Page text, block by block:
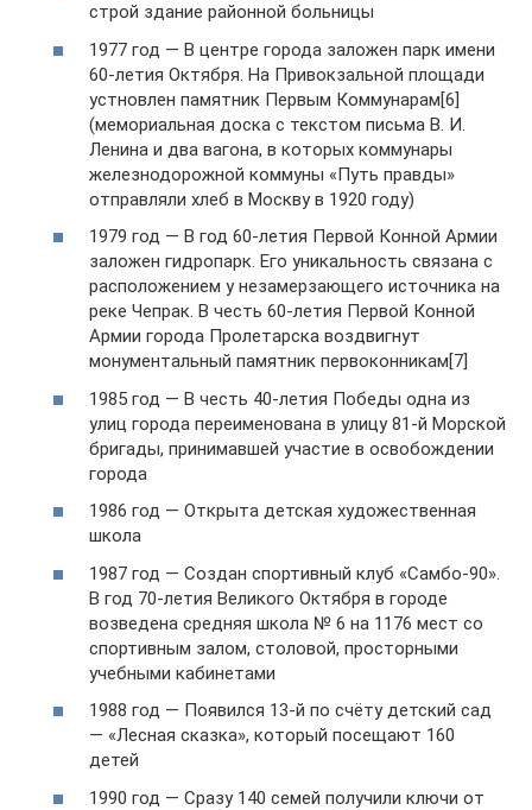
строй здание районной больницы
1977 год — В центре города заложен парк имени
60-летия Октября. На Привокзальной площади
устновлен памятник Первым Коммунарам[6]
(мемориальная доска с текстом письма В. И.
Ленина и два вагона, в которых коммунары
железнодорожной коммуны «Путь правды»
отправляли хлеб в Москву в 1920 году)
1979 год — В год 60-летия Первой Конной Армии
заложен гидропарк. Его уникальность связана с
расположением у незамерзающего источника на
реке Чепрак. В честь 60-летия Первой Конной
Армии города Пролетарска воздвигнут
монументальный памятник первоконникам[7]
1985 год — В честь 40-летия Победы одна из
улиц города переименована в улицу 81-й Морской
бригады, принимавшей участие в освобождении
города
1986 год — Открыта детская художественная
школа
1987 год — Создан спортивный клуб «Самбо-90».
В год 70-летия Великого Октября в городе
возведена средняя школа № 6 на 1176 мест со
спортивным залом, столовой, просторными
учебными кабинетами
1988 год — Появился 13-й по счёту детский сад
— «Лесная сказка», который посещают 160
детей
1990 год — Сразу 140 семей получили ключи от